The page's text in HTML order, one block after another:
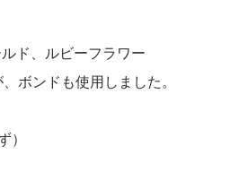
ド、ルビーフラワー
ボンドも使用しました。
）